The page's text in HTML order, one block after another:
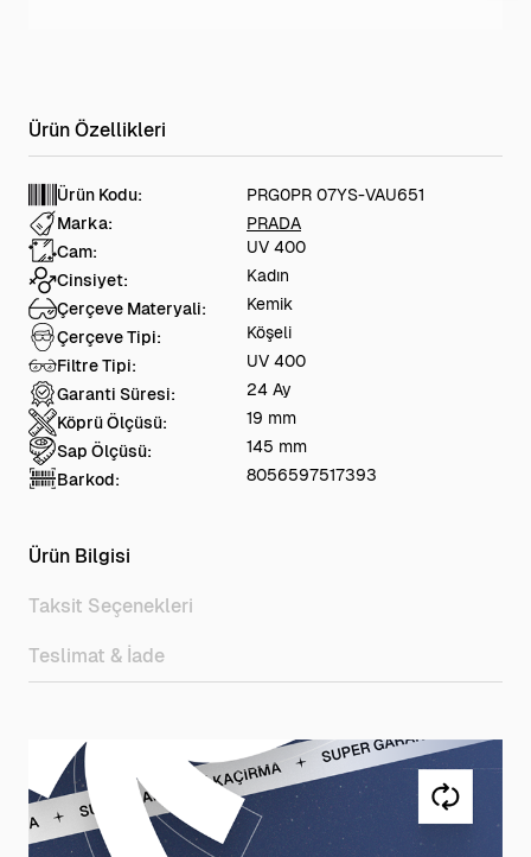
Ürün Kodu:
PRG0PR 07YS-VAU651
Marka:
PRADA
Cam:
UV 400
Cinsiyet:
Kadın
Çerçeve Materyali:
Kemik
Çerçeve Tipi:
Köşeli
Filtre Tipi:
UV 400
Garanti Süresi:
24 Ay
Köprü Ölçüsü:
19 mm
Sap Ölçüsü:
145 mm
Barkod:
8056597517393
Ürün Bilgisi
Taksit Seçenekleri
Teslimat & İade